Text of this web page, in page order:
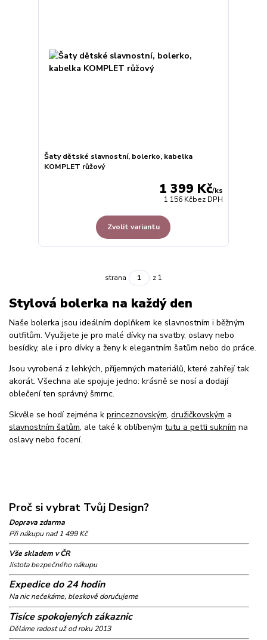
Šaty dětské slavnostní, bolerko, kabelka
KOMPLET růžový
1 399 Kč/ks
1 156 Kčbez DPH
Zvolit variantu
strana z 1
Stylová bolerka na každý den
Naše bolerka jsou ideálním doplňkem ke slavnostním i běžným
outfitům. Využijete je pro malé dívky na svatby, oslavy nebo
besídky, ale i pro dívky a ženy k elegantním šatům nebo do práce.
Jsou vyrobená z lehkých, příjemných materiálů, které zahřejí tak
akorát. Všechna ale spojuje jedno: krásně se nosí a dodají
oblečení ten správný šmrnc.
Skvěle se hodí zejména k princeznovským, družičkovským a
slavnostním šatům, ale také k oblíbeným tutu a petti sukním na
oslavy nebo focení.
Proč si vybrat Tvůj Design?
Doprava zdarma
Při nákupu nad 1 499 Kč
Vše skladem v ČR
Jistota bezpečného nákupu
Expedice do 24 hodin
Na nic nečekáme, bleskově doručujeme
Tisíce spokojených zákaznic
Děláme radost už od roku 2013